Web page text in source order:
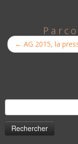
← AG 2015, la
Rechercher :